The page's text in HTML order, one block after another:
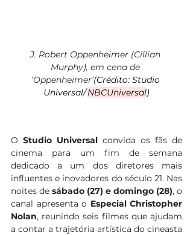
J. Robert Oppenheimer (Cillian
Murphy), em cena de
‘Oppenheimer’(Crédito: Studio
Universal/ NBCUniversal)
O Studio Universal convida os fãs de
cinema para um fim de semana
dedicado a um dos diretores mais
influentes e inovadores do século 21. Nas
noites de sábado (27) e domingo (28), o
canal apresenta o Especial Christopher
Nolan, reunindo seis filmes que ajudam
a contar a trajetória artística do cineasta